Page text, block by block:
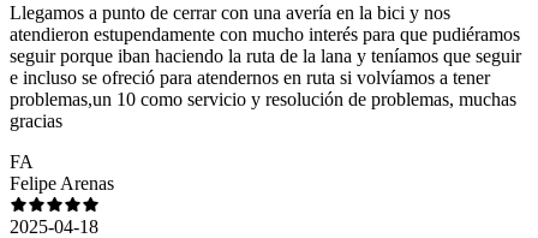
Llegamos a punto de cerrar con una avería en la bici y nos
atendieron estupendamente con mucho interés para que pudiéramos
seguir porque iban haciendo la ruta de la lana y teníamos que seguir
e incluso se ofreció para atendernos en ruta si volvíamos a tener
problemas,un 10 como servicio y resolución de problemas, muchas
gracias
FA
Felipe Arenas
2025-04-18